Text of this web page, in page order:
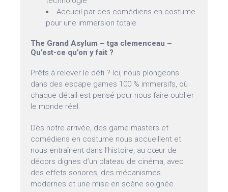
Accueil par des comédiens en costume
pour une immersion totale
The Grand Asylum – tga clemenceau –
Qu’est-ce qu’on y fait ?
Prêts à relever le défi ? Ici, nous plongeons
dans des escape games 100 % immersifs, où
chaque détail est pensé pour nous faire oublier
le monde réel.
Dès notre arrivée, des game masters et
comédiens en costume nous accueillent et
nous entraînent dans l’histoire, au cœur de
décors dignes d’un plateau de cinéma, avec
des effets sonores, des mécanismes
modernes et une mise en scène soignée.